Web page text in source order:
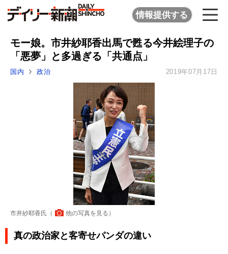
情報提供する
モー娘。市井紗耶香出馬で甦る今井絵理子の
「悪夢」と多過ぎる「共通点」
国内 政治 2019年07月17日
市井紗耶香氏（ 他の写真を見る ）
真の政治家と客寄せパンダの違い